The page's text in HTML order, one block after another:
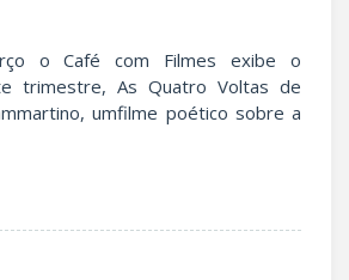
o Café com Filmes exibe o
trimestre, As Quatro Voltas de
umfilme poético sobre a